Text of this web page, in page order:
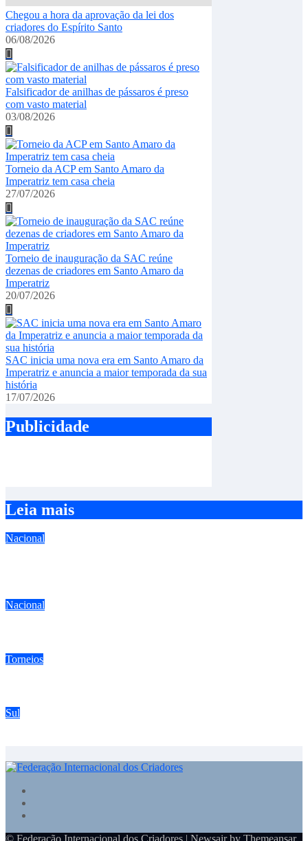
Chegou a hora da aprovação da lei dos
criadores do Espírito Santo
06/08/2026
Falsificador de anilhas de pássaros é preso
com vasto material
03/08/2026
Torneio da ACP em Santo Amaro da
Imperatriz tem casa cheia
27/07/2026
Torneio de inauguração da SAC reúne
dezenas de criadores em Santo Amaro da
Imperatriz
20/07/2026
SAC inicia uma nova era em Santo Amaro da
Imperatriz e anuncia a maior temporada da sua
história
17/07/2026
Publicidade
Leia mais
Nacional
Nacional
Torneios
Sul
© Federação Internacional dos Criadores | Newsairby Themeansar.